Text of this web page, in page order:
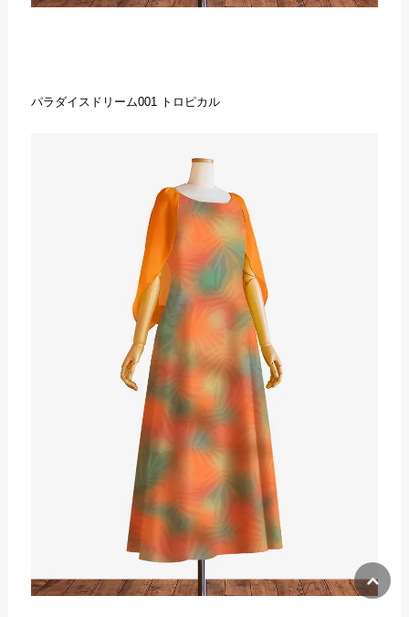
パラダイスドリーム001 トロピカル